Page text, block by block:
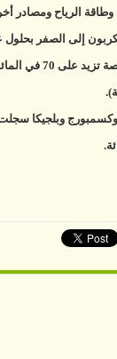
وطاقة الرياح ومصادر
إلى الصفر بحلول عام
وجاءت السويد